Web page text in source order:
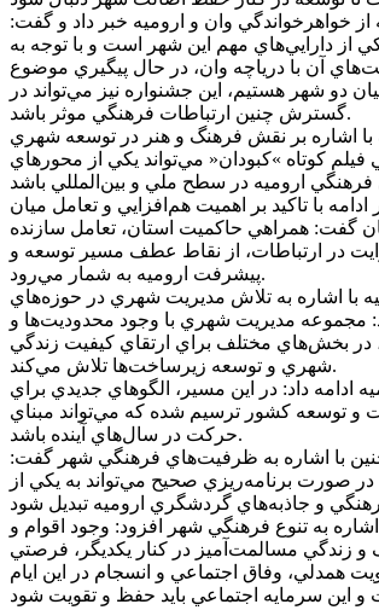
از خواهرخواندگي وان و اروميه خبر داد و گفت:
از دارايي‌هاي مهم اين شهر است و با توجه‌ به
آن با درياچه وان، در حال پيگيري موضوع
دو شهر هستيم، اين جشنواره نيز مي‌تواند در
گسترش چنين ارتباطات فرهنگي موثر باشد.
با اشاره بر نقش فرهنگ و هنر در توسعه شهري
کوتاه »کبودان« مي‌تواند يکي از محورهاي
با تاکيد بر اهميت هم‌افزايي و تعامل ميان
گفت: همراهي حاکميت استان، تعامل سازنده
در ارتباطات، از نقاط عطف مسير توسعه و
پيشرفت اروميه به شمار مي‌رود.
با اشاره به تلاش مديريت شهري در حوزه‌هاي
مجموعه مديريت شهري با وجود محدوديت‌ها و
در بخش‌هاي مختلف براي ارتقاي کيفيت زندگي
شهري و توسعه زيرساخت‌ها تلاش مي‌کند.
ادامه داد: در اين مسير، الگوهاي جديدي براي
و توسعه کشور ترسيم شده که مي‌تواند مبناي
حرکت در سال‌هاي آينده باشد.
با اشاره به ظرفيت‌هاي فرهنگي شهر گفت:
در صورت برنامه‌ريزي صحيح مي‌تواند به يکي از
اشاره به تنوع فرهنگي شهر افزود: وجود اقوام و
و زندگي مسالمت‌آميز در کنار يکديگر، فرصتي
همدلي، وفاق اجتماعي و انسجام در اين ايام